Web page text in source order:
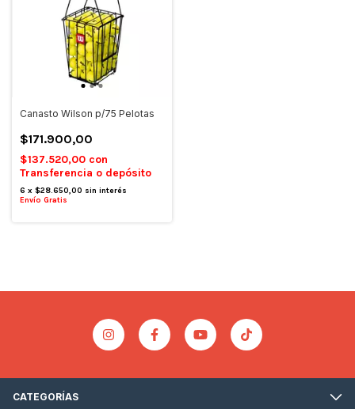
Canasto Wilson p/75 Pelotas
$171.900,00
$137.520,00 con
Transferencia o depósito
6 x $28.650,00 sin interés
Envío Gratis
CATEGORÍAS